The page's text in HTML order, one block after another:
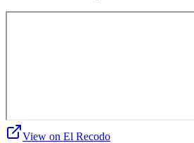
View on El Recodo